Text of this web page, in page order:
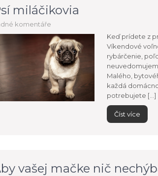
miláčikovia
komentáře
Keď prídete z
Víkendové
rybárčenie,
Malého,
každá
potrebujete […]
Číst více
vašej mačke nič